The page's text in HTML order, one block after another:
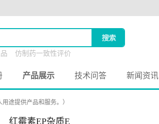
仿制药一致性评价
产品展示 技术问答 新闻资讯
途提供产品和服务。）
红霉素EP杂质E